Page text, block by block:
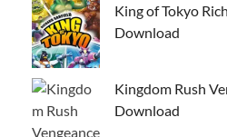
King of Tokyo
Download
Kingdom Rush
Download